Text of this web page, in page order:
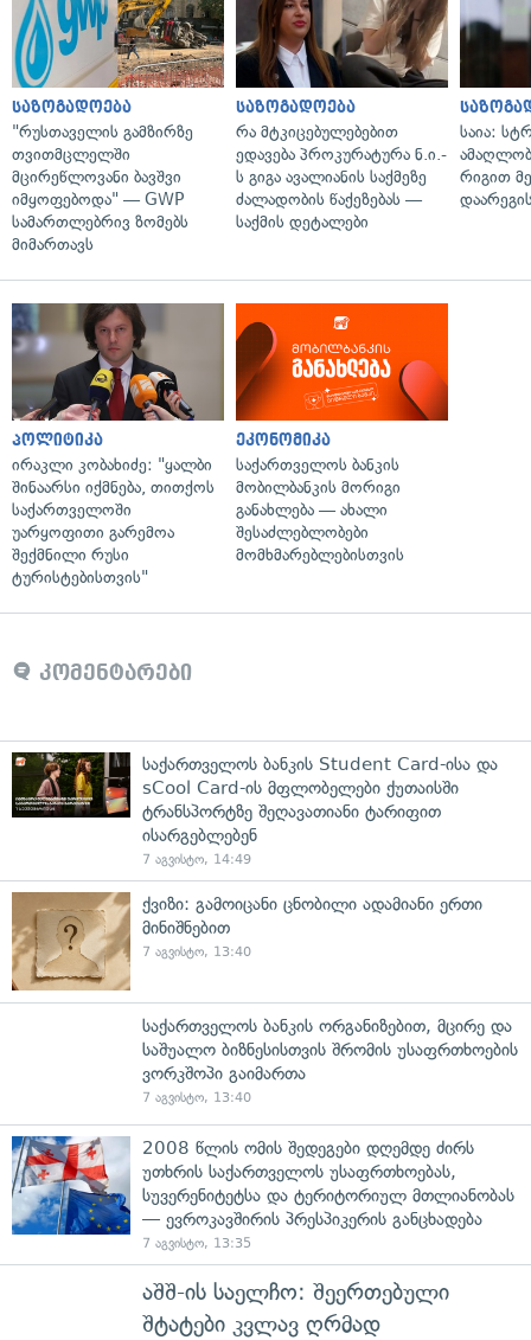
საზოგადოება
"რუსთაველის გამზირზე
თვითმცლელში
მცირეწლოვანი ბავშვი
იმყოფებოდა" — GWP
სამართლებრივ ზომებს
მიმართავს
საზოგადოება
რა მტკიცებულებებით
ედავება პროკურატურა ნ.ი.-
ს გიგა ავალიანის საქმეზე
ძალადობის წაქეზებას —
საქმის დეტალები
საია:
რიგით
პოლიტიკა
ირაკლი კობახიძე: "ყალბი
შინაარსი იქმნება, თითქოს
საქართველოში
უარყოფითი გარემოა
შექმნილი რუსი
ტურისტებისთვის"
ეკონომიკა
საქართველოს ბანკის
მობილბანკის მორიგი
განახლება — ახალი
შესაძლებლობები
მომხმარებლებისთვის
კომენტარები
საქართველოს ბანკის Student Card-ისა და
sCool Card-ის მფლობელები ქუთაისში
ტრანსპორტზე შეღავათიანი ტარიფით
ისარგებლებენ
7 აგვისტო, 14:49
ქვიზი: გამოიცანი ცნობილი ადამიანი ერთი
მინიშნებით
7 აგვისტო, 13:40
საქართველოს ბანკის ორგანიზებით, მცირე და
საშუალო ბიზნესისთვის შრომის უსაფრთხოების
ვორკშოპი გაიმართა
7 აგვისტო, 13:40
2008 წლის ომის შედეგები დღემდე ძირს
უთხრის საქართველოს უსაფრთხოებას,
სუვერენიტეტსა და ტერიტორიულ მთლიანობას
— ევროკავშირის პრესპიკერის განცხადება
7 აგვისტო, 13:35
აშშ-ის საელჩო: შეერთებული
შტატები კვლავ ღრმად